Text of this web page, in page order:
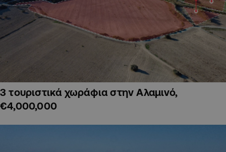
3 τουριστικά χωράφια στην Αλαμινό,
€4,000,000